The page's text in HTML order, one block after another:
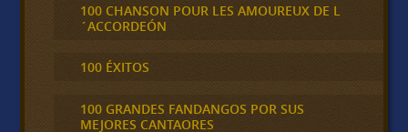
100 CHANSON POUR LES AMOUREUX DE L
´ACCORDEÓN
100 ÉXITOS
100 GRANDES FANDANGOS POR SUS
MEJORES CANTAORES